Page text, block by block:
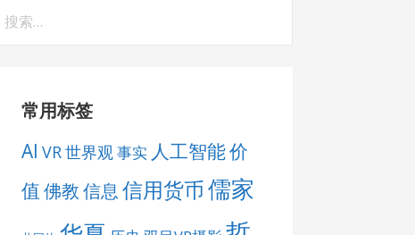
索：
常用标签
AI VR世界观事实 人工智能价
值佛教信息信用货币儒家